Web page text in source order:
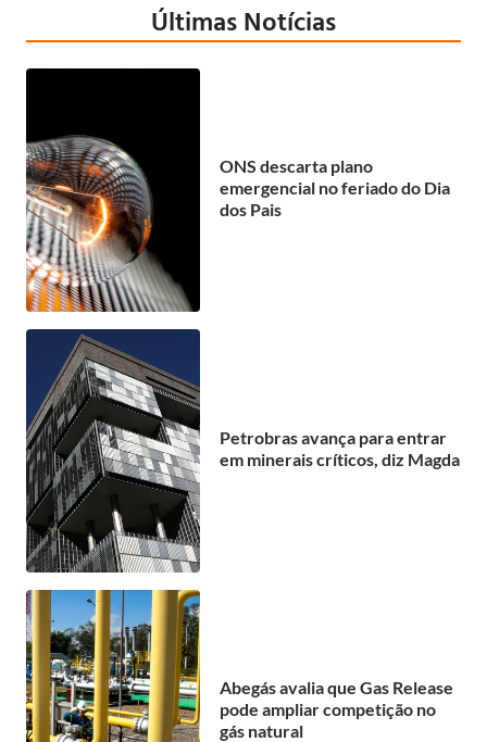
Últimas Notícias
ONS descarta plano
emergencial no feriado do Dia
dos Pais
Petrobras avança para entrar
em minerais críticos, diz Magda
Abegás avalia que Gas Release
pode ampliar competição no
gás natural